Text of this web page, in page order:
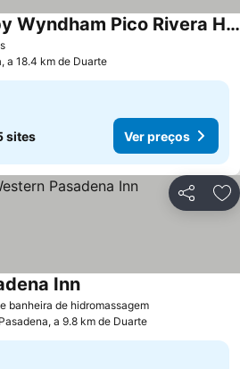
Ver preços
Howard Johnson by Wyndham Pico Rivera Hotel & Suites
a 18.4 km de Duarte
sites Ver preços
Partilhar
banheira de hidromassagemVer preços
InnVer preços
Pasadena, a 9.8 km de Duarte